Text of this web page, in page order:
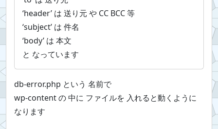
‘header’ は 送り元 や CC BCC 等
‘subject’ は 件名
‘body’ は 本文
と なっています
db-error.php という 名前で
wp-content の 中に ファイルを 入れると動くように
なります